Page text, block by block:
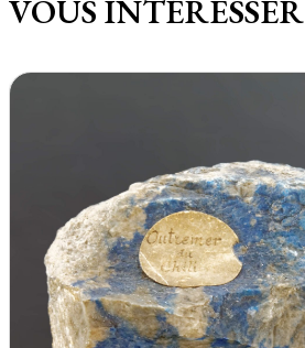
VOUS INTÉRESSER